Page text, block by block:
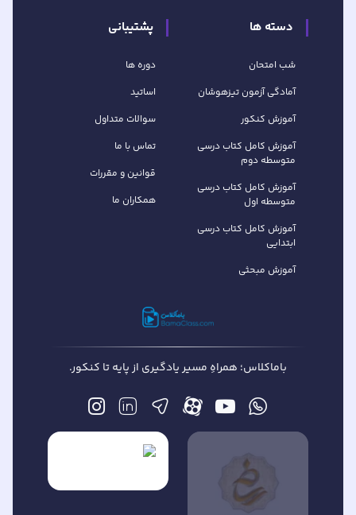
دسته ها
شب امتحان
آمادگی آزمون تیزهوشان
آموزش کنکور
آموزش کامل کتاب‌ درسی
متوسطه دوم
آموزش کامل کتاب‌ درسی
متوسطه اول
آموزش کامل کتاب درسی
ابتدایی
آموزش مبحثی
پشتیبانی
دوره ها
اساتید
سوالات متداول
تماس با ما
قوانین و مقررات
همکاران ما
باماکلاس؛ همراهِ مسیر یادگیری از پایه تا کنکور.